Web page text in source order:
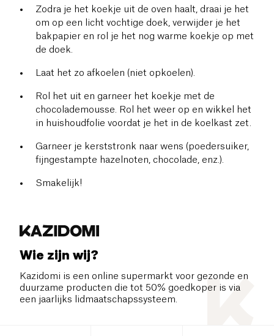
Zodra je het koekje uit de oven haalt, draai je het
om op een licht vochtige doek, verwijder je het
bakpapier en rol je het nog warme koekje op met
de doek.
Laat het zo afkoelen (niet opkoelen).
Rol het uit en garneer het koekje met de
chocolademousse. Rol het weer op en wikkel het
in huishoudfolie voordat je het in de koelkast zet.
Garneer je kerststronk naar wens (poedersuiker,
fijngestampte hazelnoten, chocolade, enz.).
Smakelijk!
Wie zijn wij?
Kazidomi is een online supermarkt voor gezonde en
duurzame producten die tot 50% goedkoper is via
een jaarlijks lidmaatschapssysteem.